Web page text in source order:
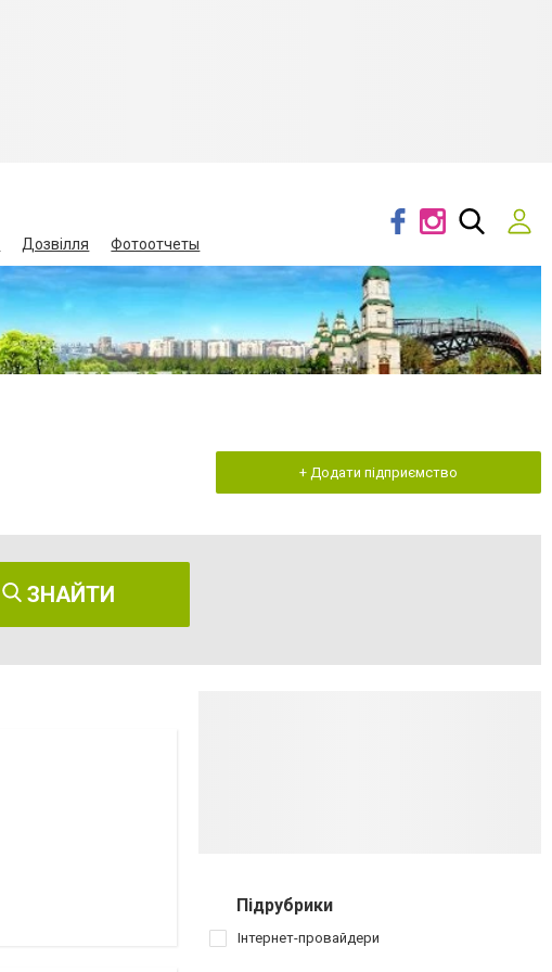
Дозвілля Фотоотчеты
+ Додати підприємство
ЗНАЙТИ
Підрубрики
Інтернет-провайдери